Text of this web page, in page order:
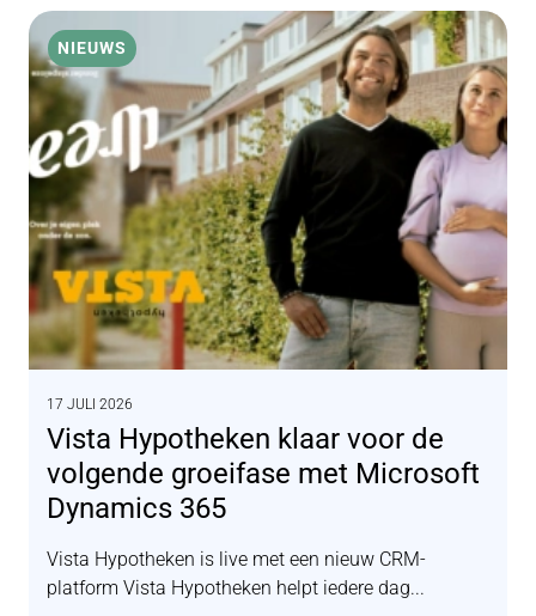
NIEUWS
17 JULI 2026
Vista Hypotheken klaar voor de
volgende groeifase met Microsoft
Dynamics 365
Vista Hypotheken is live met een nieuw CRM-
platform Vista Hypotheken helpt iedere dag...